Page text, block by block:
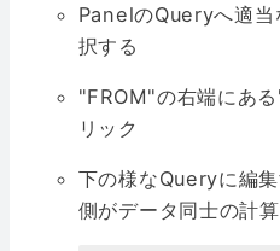
PanelのQueryへ適当
択する
"FROM"の右端にあ
リック
下の様なQueryに編
側がデータ同士の計算